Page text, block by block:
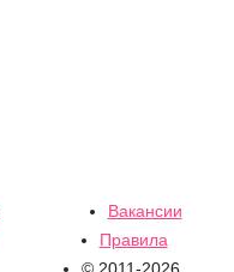
Вакансии
Правила